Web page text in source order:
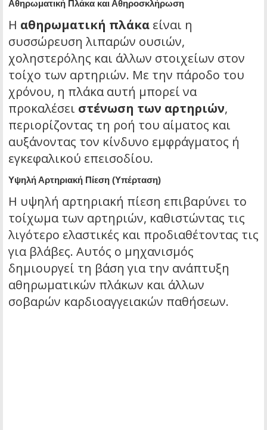
Αθηρωματική Πλάκα και Αθηροσκλήρωση
Η αθηρωματική πλάκα είναι η
συσσώρευση λιπαρών ουσιών,
χοληστερόλης και άλλων στοιχείων στον
τοίχο των αρτηριών. Με την πάροδο του
χρόνου, η πλάκα αυτή μπορεί να
προκαλέσει στένωση των αρτηριών,
περιορίζοντας τη ροή του αίματος και
αυξάνοντας τον κίνδυνο εμφράγματος ή
εγκεφαλικού επεισοδίου.
Υψηλή Αρτηριακή Πίεση (Υπέρταση)
Η υψηλή αρτηριακή πίεση επιβαρύνει το
τοίχωμα των αρτηριών, καθιστώντας τις
λιγότερο ελαστικές και προδιαθέτοντας τις
για βλάβες. Αυτός ο μηχανισμός
δημιουργεί τη βάση για την ανάπτυξη
αθηρωματικών πλάκων και άλλων
σοβαρών καρδιοαγγειακών παθήσεων.